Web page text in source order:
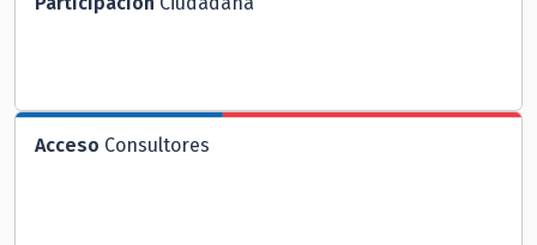
Acceso Consultores